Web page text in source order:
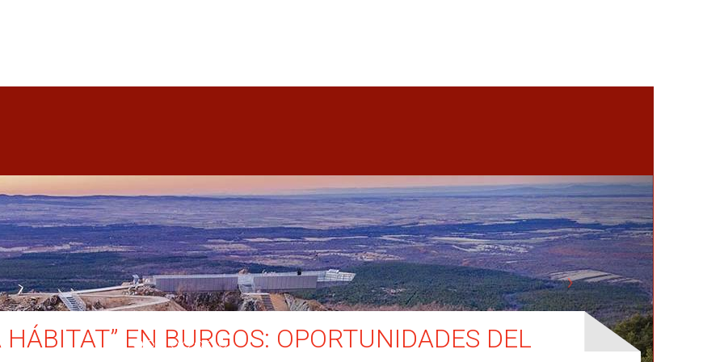
EN BURGOS: OPORTUNIDADES DEL